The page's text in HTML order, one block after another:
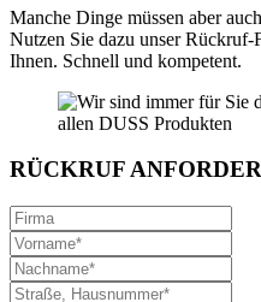
Manche Dinge müssen aber
Nutzen Sie dazu unser
Ihnen. Schnell und kompetent.
RÜCKRUF